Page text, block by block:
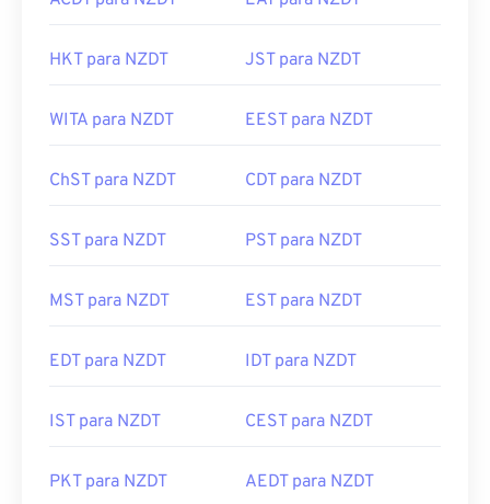
HKT para NZDT JST para NZDT
WITA para NZDT EEST para NZDT
ChST para NZDT CDT para NZDT
SST para NZDT PST para NZDT
MST para NZDT EST para NZDT
EDT para NZDT IDT para NZDT
IST para NZDT CEST para NZDT
PKT para NZDT AEDT para NZDT